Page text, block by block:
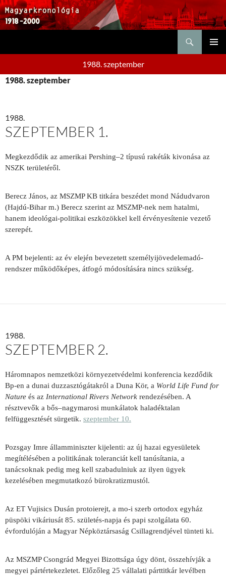
1988. szeptember
1988. szeptember
1988.
SZEPTEMBER 1.
Megkezdődik az amerikai Pershing–2 típusú rakéták kivonása az
NSZK területéről.
Berecz János, az MSZMP KB titkára beszédet mond Nádudvaron
(Hajdú-Bihar m.) Berecz szerint az MSZMP-nek nem hatalmi,
hanem ideológai-politikai eszközökkel kell érvényesítenie vezető
szerepét.
A PM bejelenti: az év elején bevezetett személyijövedelemadó-
rendszer működőképes, átfogó módosítására nincs szükség.
1988.
SZEPTEMBER 2.
Háromnapos nemzetközi környezetvédelmi konferencia kezdődik
Bp-en a dunai duzzasztógátakról a Duna Kör, a World Life Fund for
Nature és az International Rivers Network rendezésében. A
résztvevők a bős–nagymarosi munkálatok haladéktalan
felfüggesztését sürgetik. szeptember 10.
Pozsgay Imre államminiszter kijelenti: az új hazai egyesületek
megítélésében a politikának toleranciát kell tanúsítania, a
tanácsoknak pedig meg kell szabadulniuk az ilyen ügyek
kezelésében megmutatkozó bürokratizmustól.
Az ET Vujisics Dusán protoierejt, a mo-i szerb ortodox egyház
püspöki vikáriusát 85. születés-napja és papi szolgálata 60.
évfordulóján a Magyar Népköztársaság Csillagrendjével tünteti ki.
Az MSZMP Csongrád Megyei Bizottsága úgy dönt, összehívják a
megyei pártértekezletet. Előzőleg 25 vállalati párttitkár levélben